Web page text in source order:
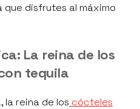
disfrutes al máximo
La reina de los
tequila
la reina de los cócteles